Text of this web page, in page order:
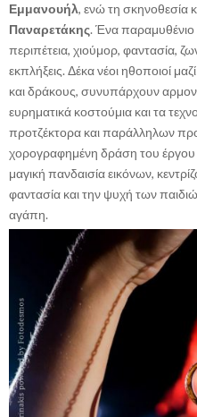
Εμμανουήλ, ενώ τη σκηνοθεσία
Παναρετάκης. Ένα παραμυθένιο
περιπέτεια, χιούμορ, φαντασία,
εκπλήξεις. Δέκα νέοι ηθοποιοί
και δράκους, συνυπάρχουν
ευρηματικά κοστούμια και τα
προτζέκτορα και παράλληλων
χορογραφημένη δράση του έργου
μαγική πανδαισία εικόνων,
φαντασία και την ψυχή των
αγάπη.